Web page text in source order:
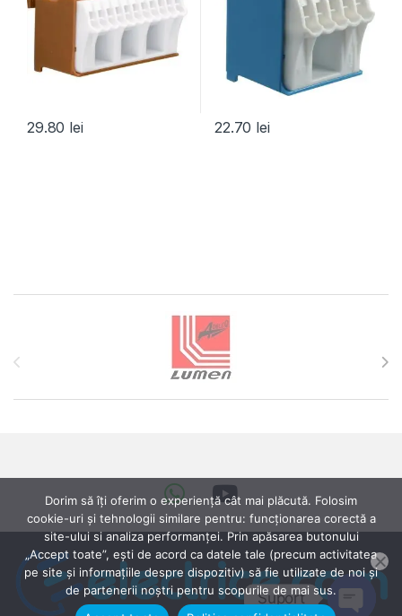
29.80 lei 22.70 lei
Dorim să îți oferim o experiență cât mai plăcută. Folosim
cookie-uri și tehnologii similare pentru: funcționarea corectă a
site-ului si analiza performanței. Prin apăsarea butonului
„Accept toate”, ești de acord ca datele tale (precum activitatea
pe site și informațiile despre dispozitiv) să fie utilizate de noi și
de partenerii noștri pentru scopurile de mai sus.
Suport